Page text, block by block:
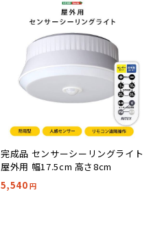
完成品 センサーシーリングライト
屋外用 幅17.5cm 高さ8cm
5,540円